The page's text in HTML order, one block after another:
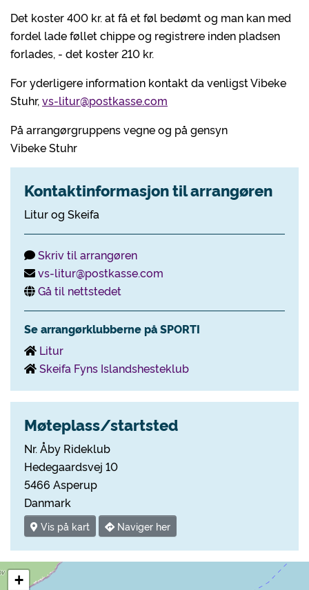
Det koster 400 kr. at få et føl bedømt og man kan med
fordel lade føllet chippe og registrere inden pladsen
forlades, - det koster 210 kr.
For yderligere information kontakt da venligst Vibeke
Stuhr,vs-litur@postkasse.com
På arrangørgruppens vegne og på gensyn
Vibeke Stuhr
Kontaktinformasjon til arrangøren
Litur og Skeifa
Skriv til arrangøren
vs-litur@postkasse.com
Gå til nettstedet
Se arrangørklubberne på SPORTI
Litur
Skeifa Fyns Islandshesteklub
Møteplass/startsted
Nr. Åby Rideklub
Hedegaardsvej 10
5466 Asperup
Danmark
Vis på kart Naviger her
+